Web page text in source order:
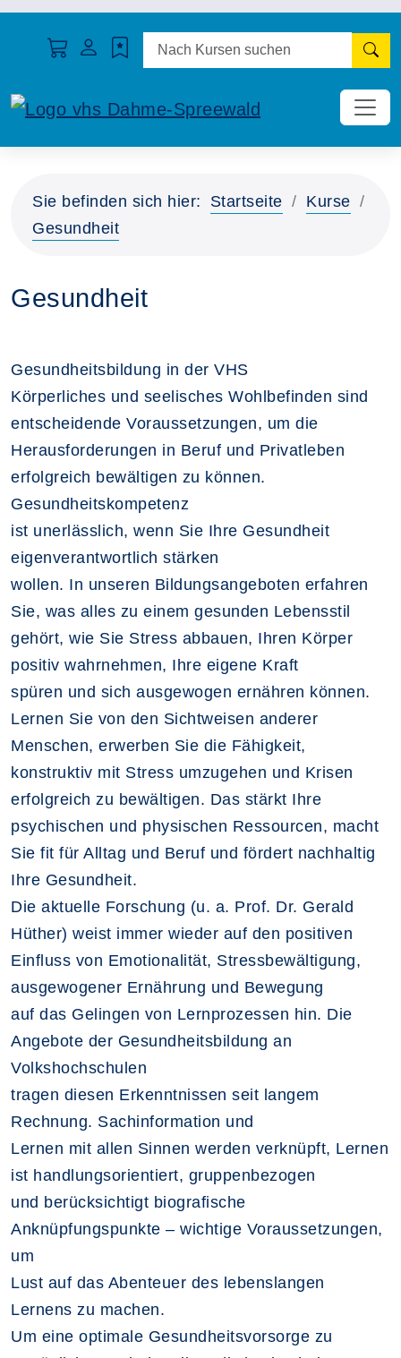
Sie befinden sich hier: Startseite
Kurse
Gesundheit
Gesundheit
Gesundheitsbildung in der VHS
Körperliches und seelisches Wohlbefinden sind
entscheidende Voraussetzungen, um die
Herausforderungen in Beruf und Privatleben
erfolgreich bewältigen zu können.
Gesundheitskompetenz
ist unerlässlich, wenn Sie Ihre Gesundheit
eigenverantwortlich stärken
wollen. In unseren Bildungsangeboten erfahren
Sie, was alles zu einem gesunden Lebensstil
gehört, wie Sie Stress abbauen, Ihren Körper
positiv wahrnehmen, Ihre eigene Kraft
spüren und sich ausgewogen ernähren können.
Lernen Sie von den Sichtweisen anderer
Menschen, erwerben Sie die Fähigkeit,
konstruktiv mit Stress umzugehen und Krisen
erfolgreich zu bewältigen. Das stärkt Ihre
psychischen und physischen Ressourcen, macht
Sie fit für Alltag und Beruf und fördert nachhaltig
Ihre Gesundheit.
Die aktuelle Forschung (u. a. Prof. Dr. Gerald
Hüther) weist immer wieder auf den positiven
Einfluss von Emotionalität, Stressbewältigung,
ausgewogener Ernährung und Bewegung
auf das Gelingen von Lernprozessen hin. Die
Angebote der Gesundheitsbildung an
Volkshochschulen
tragen diesen Erkenntnissen seit langem
Rechnung. Sachinformation und
Lernen mit allen Sinnen werden verknüpft, Lernen
ist handlungsorientiert, gruppenbezogen
und berücksichtigt biografische
Anknüpfungspunkte – wichtige Voraussetzungen,
um
Lust auf das Abenteuer des lebenslangen
Lernens zu machen.
Um eine optimale Gesundheitsvorsorge zu